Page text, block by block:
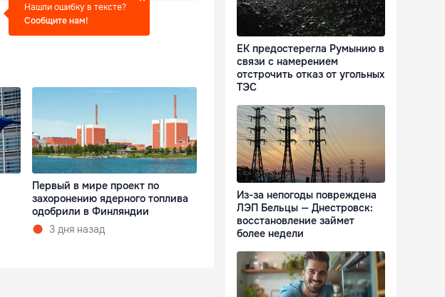
Нашли ошибку в тексте?
Сообщите нам!
Первый в мире проект по
захоронению ядерного топлива
одобрили в Финляндии
3 дня назад
ЕК предостерегла Румынию в
связи с намерением
отстрочить отказ от угольных
ТЭС
Из-за непогоды повреждена
ЛЭП Бельцы — Днестровск:
восстановление займет
более недели